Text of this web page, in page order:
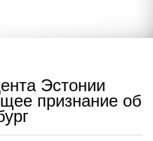
Эстонии
признание об